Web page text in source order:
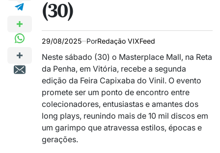
(30)
29/08/2025 PorRedação VIXFeed
Neste sábado (30) o Masterplace Mall, na Reta
da Penha, em Vitória, recebe a segunda
edição da Feira Capixaba do Vinil. O evento
promete ser um ponto de encontro entre
colecionadores, entusiastas e amantes dos
long plays, reunindo mais de 10 mil discos em
um garimpo que atravessa estilos, épocas e
gerações.